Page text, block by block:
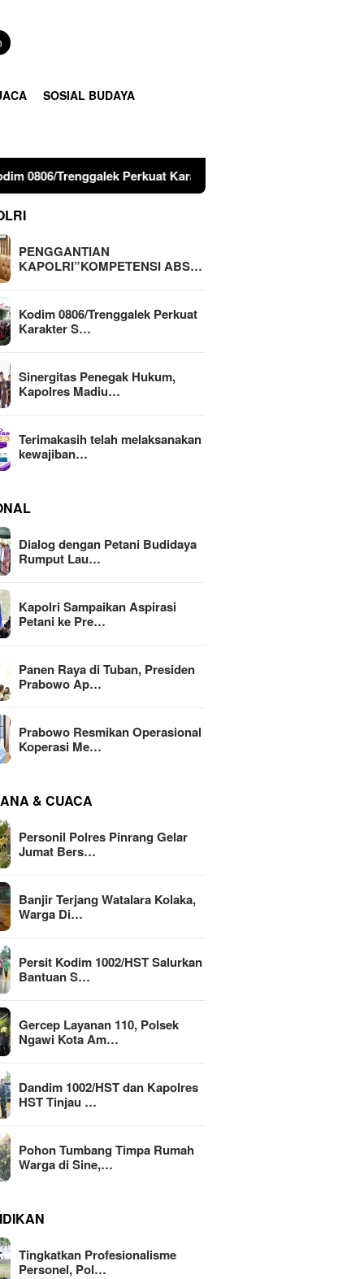
SOSIAL BUDAYA
Perkuat Karakter Siswa Lewat Outing Class
PENGGANTIAN
KAPOLRI”KOMPETENSI ABS…
Kodim 0806/Trenggalek Perkuat
Karakter S…
Sinergitas Penegak Hukum,
Kapolres Madiu…
Terimakasih telah melaksanakan
kewajiban…
Dialog dengan Petani Budidaya
Rumput Lau…
Kapolri Sampaikan Aspirasi
Petani ke Pre…
Panen Raya di Tuban, Presiden
Prabowo Ap…
Prabowo Resmikan Operasional
Koperasi Me…
& CUACA
Personil Polres Pinrang Gelar
Jumat Bers…
Banjir Terjang Watalara Kolaka,
Warga Di…
Persit Kodim 1002/HST Salurkan
Bantuan S…
Gercep Layanan 110, Polsek
Ngawi Kota Am…
Dandim 1002/HST dan Kapolres
HST Tinjau …
Pohon Tumbang Timpa Rumah
Warga di Sine,…
Tingkatkan Profesionalisme
Personel, Pol…